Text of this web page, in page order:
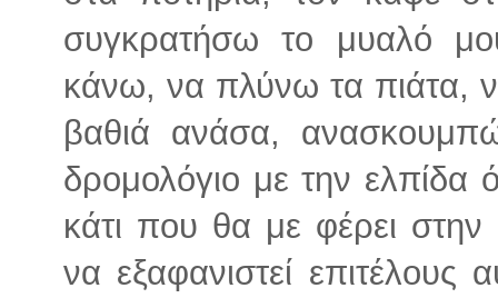
συγκρατήσω το μυαλό
κάνω, να πλύνω τα πιάτα,
βαθιά ανάσα,
δρομολόγιο με την ελπίδα
κάτι που θα με φέρει στην
να εξαφανιστεί